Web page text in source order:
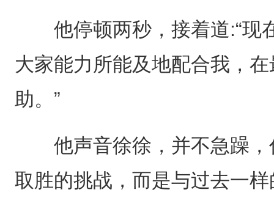
他停顿两秒，接着道:“现
大家能力所能及地配合我，
助。”
他声音徐徐，并不急躁，
取胜的挑战，而是与过去一